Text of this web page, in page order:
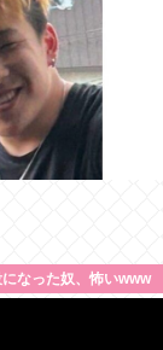
になった奴、怖いwww